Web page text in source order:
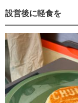
設営後に軽食を